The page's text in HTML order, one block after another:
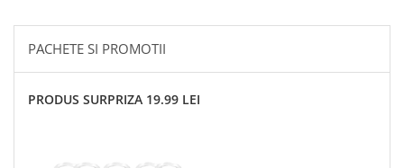
PACHETE SI PROMOTII
PRODUS SURPRIZA 19.99 LEI